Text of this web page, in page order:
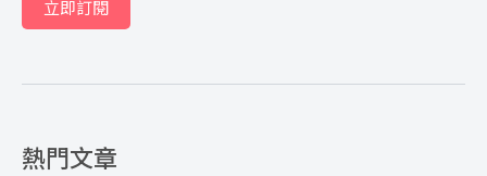
立即訂閱
熱門文章